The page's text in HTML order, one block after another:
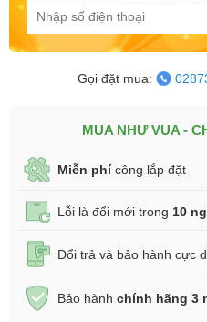
Gọi đặt mua:
MUA NHƯ VUA -
Miễn phícông lắp đặt
Lỗi là đổi mới trong 10
Đổi trả và bảo hành cực
Bảo hành chính hãng 3